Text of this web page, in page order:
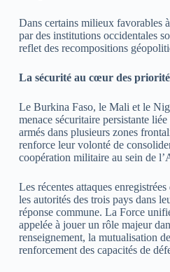
Dans certains milieux favorables
par des institutions occidentales
reflet des recompositions
La sécurité au cœur des
Le Burkina Faso, le Mali et le
menace sécuritaire persistante
armés dans plusieurs zones
renforce leur volonté de
coopération militaire au sein de
Les récentes attaques
les autorités des trois pays dans
réponse commune. La Force
appelée à jouer un rôle majeur
renseignement, la mutualisation
renforcement des capacités de